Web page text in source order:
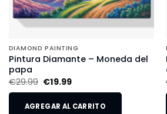
DIAMOND PAINTING
Pintura Diamante – Moneda del
papa
€29.99 €19.99
AGREGAR AL CARRITO